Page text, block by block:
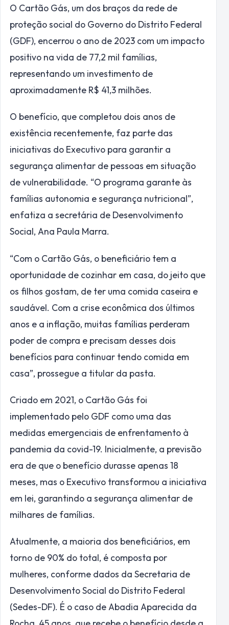
O Cartão Gás, um dos braços da rede de
proteção social do Governo do Distrito Federal
(GDF), encerrou o ano de 2023 com um impacto
positivo na vida de 77,2 mil famílias,
representando um investimento de
aproximadamente R$ 41,3 milhões.
O benefício, que completou dois anos de
existência recentemente, faz parte das
iniciativas do Executivo para garantir a
segurança alimentar de pessoas em situação
de vulnerabilidade. “O programa garante às
famílias autonomia e segurança nutricional”,
enfatiza a secretária de Desenvolvimento
Social, Ana Paula Marra.
“Com o Cartão Gás, o beneficiário tem a
oportunidade de cozinhar em casa, do jeito que
os filhos gostam, de ter uma comida caseira e
saudável. Com a crise econômica dos últimos
anos e a inflação, muitas famílias perderam
poder de compra e precisam desses dois
benefícios para continuar tendo comida em
casa”, prossegue a titular da pasta.
Criado em 2021, o Cartão Gás foi
implementado pelo GDF como uma das
medidas emergenciais de enfrentamento à
pandemia da covid-19. Inicialmente, a previsão
era de que o benefício durasse apenas 18
meses, mas o Executivo transformou a iniciativa
em lei, garantindo a segurança alimentar de
milhares de famílias.
Atualmente, a maioria dos beneficiários, em
torno de 90% do total, é composta por
mulheres, conforme dados da Secretaria de
Desenvolvimento Social do Distrito Federal
(Sedes-DF). É o caso de Abadia Aparecida da